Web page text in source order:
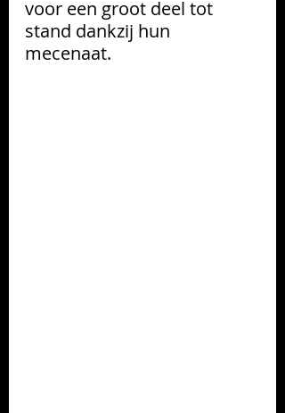
voor een groot deel tot
stand dankzij hun
mecenaat.